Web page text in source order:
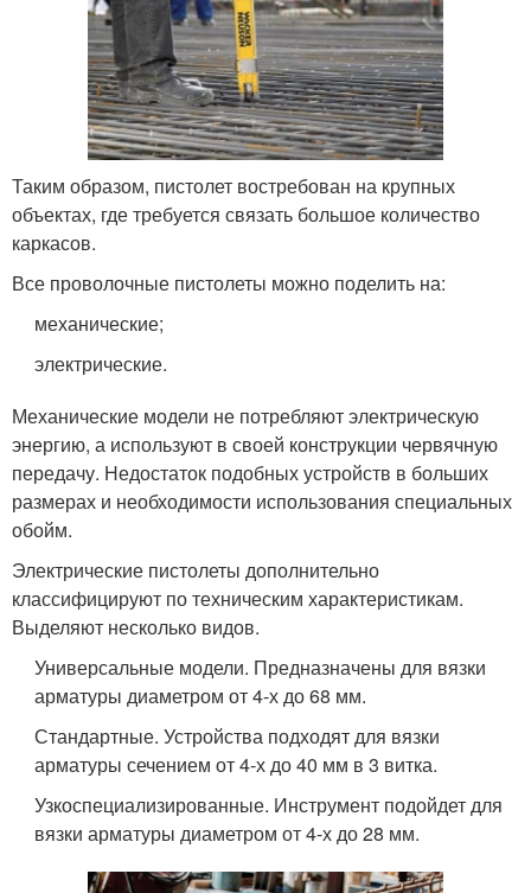
Таким образом, пистолет востребован на крупных
объектах, где требуется связать большое количество
каркасов.
Все проволочные пистолеты можно поделить на:
механические;
электрические.
Механические модели не потребляют электрическую
энергию, а используют в своей конструкции червячную
передачу. Недостаток подобных устройств в больших
размерах и необходимости использования специальных
обойм.
Электрические пистолеты дополнительно
классифицируют по техническим характеристикам.
Выделяют несколько видов.
Универсальные модели. Предназначены для вязки
арматуры диаметром от 4-х до 68 мм.
Стандартные. Устройства подходят для вязки
арматуры сечением от 4-х до 40 мм в 3 витка.
Узкоспециализированные. Инструмент подойдет для
вязки арматуры диаметром от 4-х до 28 мм.